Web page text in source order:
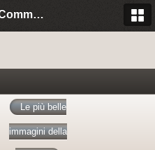
Moldova Community Italia
Le più belle
immagini della